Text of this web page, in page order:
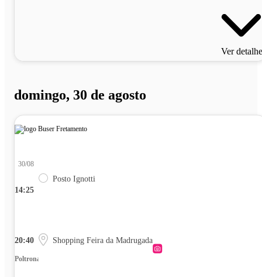
Ver
domingo, 30 de agosto
14:25
30/08
Posto Ignotti
20:40 Shopping Feira da Madrugada
Poltrona